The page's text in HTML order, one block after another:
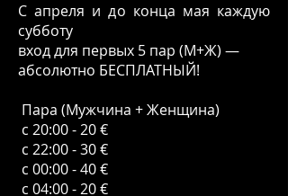
С апреля и до конца мая каждую
субботу
вход для первых 5 пар (М+Ж) —
абсолютно БЕСПЛАТНЫЙ!
Пара (Мужчина + Женщина)
с 20:00 - 20 €
с 22:00 - 30 €
с 00:00 - 40 €
с 04:00 - 20 €